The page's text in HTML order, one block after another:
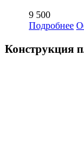
9 500
Подробнее
Конструкция